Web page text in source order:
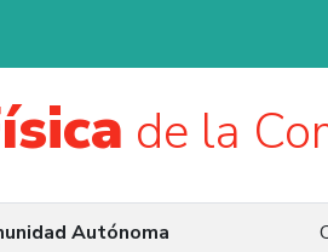
de la
Autónoma